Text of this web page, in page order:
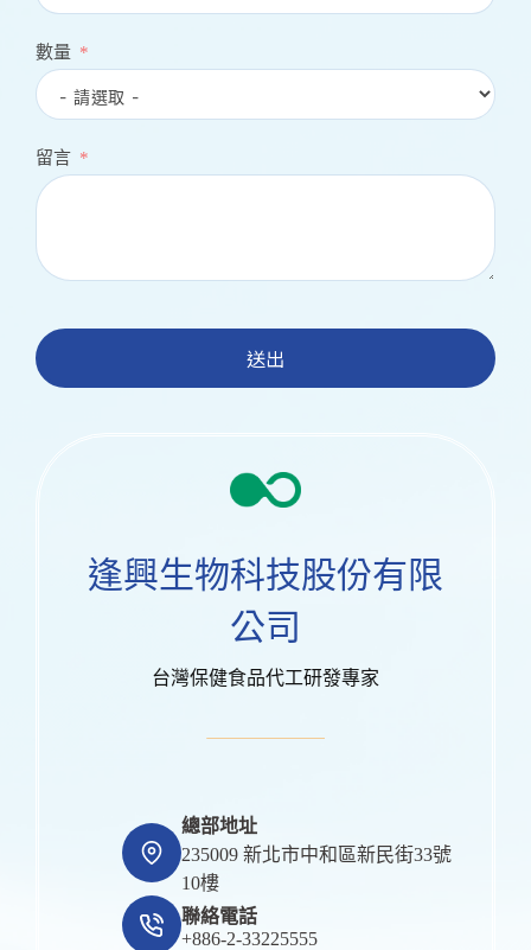
逢興生物科技股份有限
公司
台灣保健食品代工研發專家
總部地址
235009 新北市中和區新民街33號
10樓
聯絡電話
+886-2-33225555
數量
留言
送出